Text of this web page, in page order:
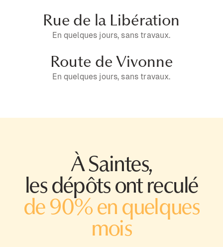
Rue de la Libération
En quelques jours, sans travaux.
Route de Vivonne
En quelques jours, sans travaux.
À Saintes,
les dépôts ont reculé
de 90% en quelques
mois